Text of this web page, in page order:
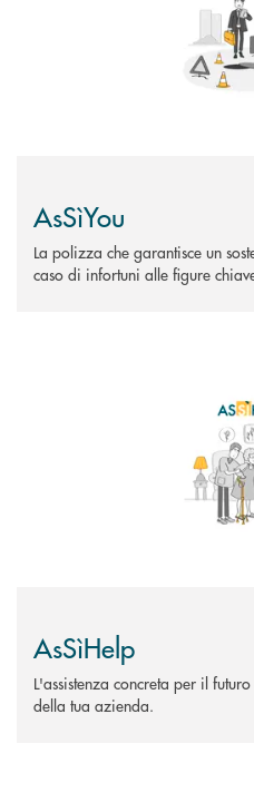
AsSìYou
La polizza che garantisce un
caso di infortuni alle figure
AsSìHelp
L'assistenza concreta per il
della tua azienda.